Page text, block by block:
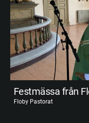
Festmässa från
Floby Pastorat